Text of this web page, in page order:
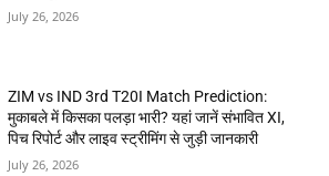
July 26, 2026
ZIM vs IND 3rd T20I Match Prediction:
मुकाबले में किसका पलड़ा भारी? यहां जानें संभावित XI,
पिच रिपोर्ट और लाइव स्ट्रीमिंग से जुड़ी जानकारी
July 26, 2026